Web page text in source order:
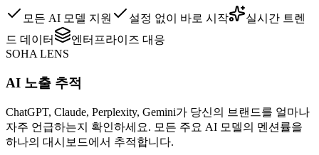
모든 AI 모델 지원 설정 없이 바로 시작
실시간 트렌
드 데이터
엔터프라이즈 대응
SOHA LENS
AI 노출 추적
ChatGPT, Claude, Perplexity, Gemini가 당신의 브랜드를 얼마나
자주 언급하는지 확인하세요. 모든 주요 AI 모델의 멘션률을
하나의 대시보드에서 추적합니다.